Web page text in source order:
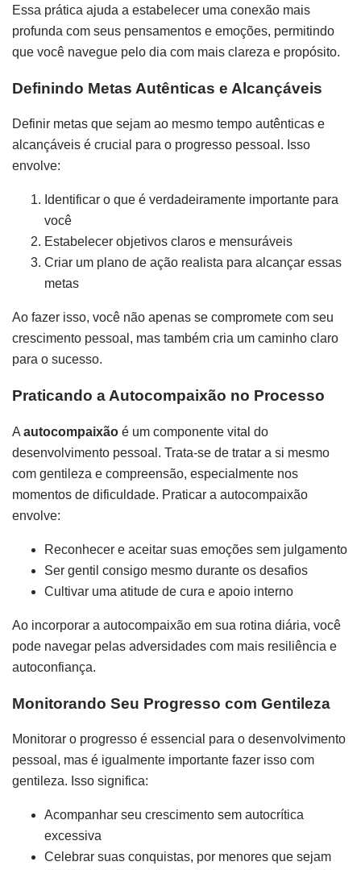
Essa prática ajuda a estabelecer uma conexão mais
profunda com seus pensamentos e emoções, permitindo
que você navegue pelo dia com mais clareza e propósito.
Definindo Metas Autênticas e Alcançáveis
Definir metas que sejam ao mesmo tempo autênticas e
alcançáveis é crucial para o progresso pessoal. Isso
envolve:
Identificar o que é verdadeiramente importante para
você
Estabelecer objetivos claros e mensuráveis
Criar um plano de ação realista para alcançar essas
metas
Ao fazer isso, você não apenas se compromete com seu
crescimento pessoal, mas também cria um caminho claro
para o sucesso.
Praticando a Autocompaixão no Processo
A autocompaixão é um componente vital do
desenvolvimento pessoal. Trata-se de tratar a si mesmo
com gentileza e compreensão, especialmente nos
momentos de dificuldade. Praticar a autocompaixão
envolve:
Reconhecer e aceitar suas emoções sem julgamento
Ser gentil consigo mesmo durante os desafios
Cultivar uma atitude de cura e apoio interno
Ao incorporar a autocompaixão em sua rotina diária, você
pode navegar pelas adversidades com mais resiliência e
autoconfiança.
Monitorando Seu Progresso com Gentileza
Monitorar o progresso é essencial para o desenvolvimento
pessoal, mas é igualmente importante fazer isso com
gentileza. Isso significa:
Acompanhar seu crescimento sem autocrítica
excessiva
Celebrar suas conquistas, por menores que sejam